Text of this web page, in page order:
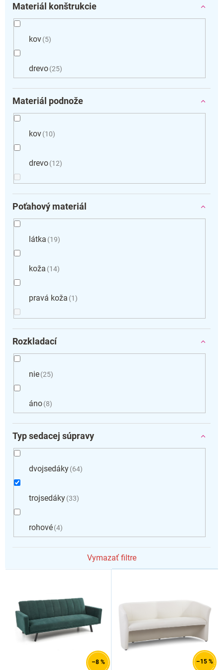
Materiál konštrukcie
kov 5
drevo 25
Materiál podnože
kov 10
drevo 12
Poťahový materiál
látka 19
koža 14
pravá koža 1
Rozkladací
nie 25
áno 8
Typ sedacej súpravy
dvojsedáky 64
trojsedáky 33
rohové 4
Vymazať filtre
V
–8 % –15 %